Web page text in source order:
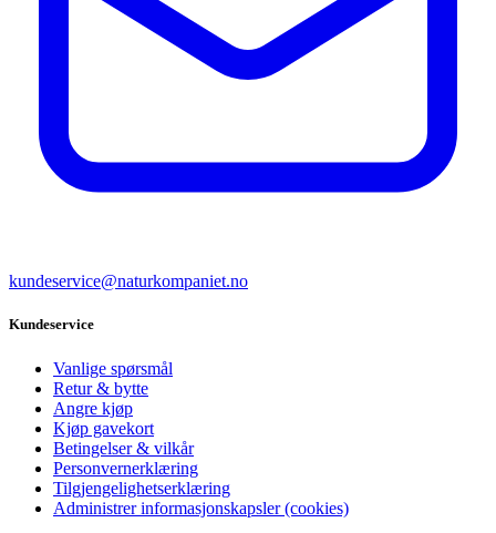
kundeservice@naturkompaniet.no
Kundeservice
Vanlige spørsmål
Retur & bytte
Angre kjøp
Kjøp gavekort
Betingelser & vilkår
Personvernerklæring
Tilgjengelighetserklæring
Administrer informasjonskapsler (cookies)